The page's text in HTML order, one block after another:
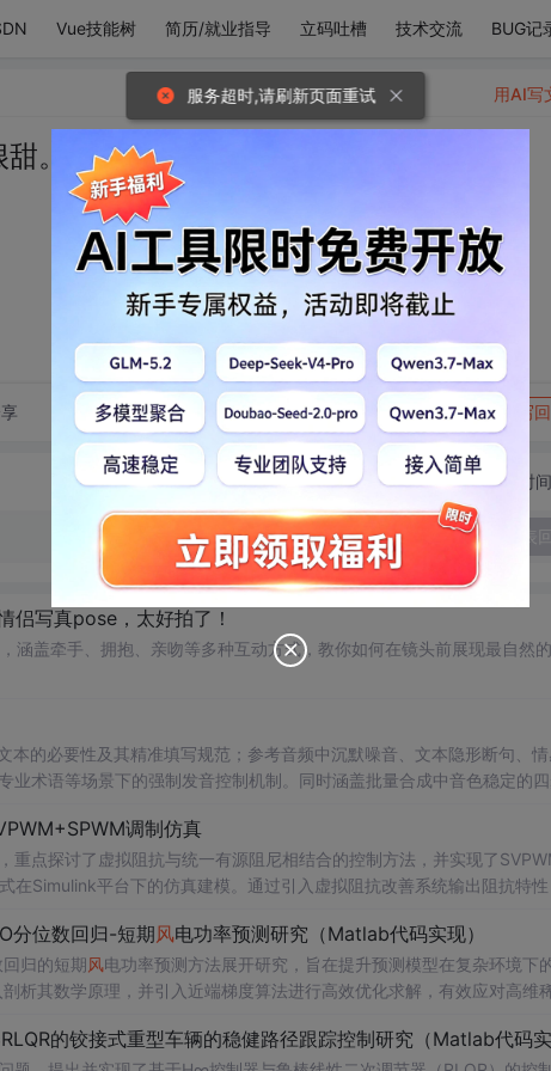
Vue技能树 简历/就业指导 立码吐槽 技术交流 BUG记
。
转发到动态 举报 写
用AI写
切换为时
侣写真pose，太好拍了！
涵盖牵手、拥抱、亲吻等多种互动方式，教你如何在镜头前展现最自然
的必要性及其精准填写规范；参考音频中沉默噪音、文本隐形断句、
术语等场景下的强制发音控制机制。同时涵盖批量合成中音色稳定的四
调制仿真
重点探讨了虚拟阻抗与统一有源阻尼相结合的控制方法，并实现了
在Simulink平台下的仿真建模。通过引入虚拟阻抗改善系统输出阻抗特性
果评估，同时拓展涉及正负序分离、中点电位平衡、DPWMA调制等关
并熟悉MATLAB/Simulink仿真环境的专业人士；; 使用场景及目标：
原型支持；; 阅读建议：建议读者结合提供的Simulin
分位数回归-短期风电功率预测研究（Matlab代码实现）
归的短期风电功率预测方法展开研究，旨在提升预测模型在复杂环境下
析其数学原理，并引入近端梯度算法进行高效优化求解，有效应对高维
此外，文档还整合了电力系统、机器学习、路径规划等多个领域的相关
的铰接式重型车辆的稳健路径跟踪控制研究（Matlab代码实
服务超时,请刷新页面重试